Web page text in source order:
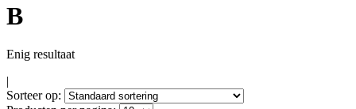
B
Enig resultaat
|
Sorteer op: